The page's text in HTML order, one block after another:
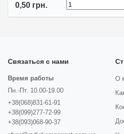
0,50 грн.
Связаться с нами
Время работы
Пн.-Пт. 10.00-19.00
+38(068)831-61-91
+38(099)277-72-99
+38(093)068-90-37
О